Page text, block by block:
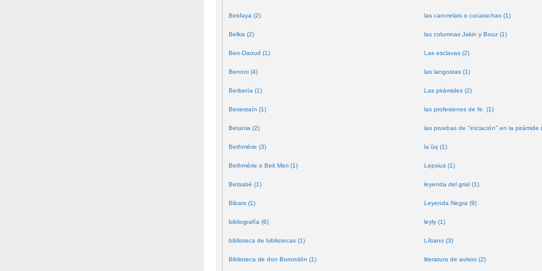
Bekfaya (2)
Belkis (2)
Ben-Daoud (1)
Benoni (4)
Berbería (1)
Besestaín (1)
Betania (2)
Bethmérie (3)
Bethmérie o Beit Meri (1)
Betsabé (1)
Bibars (1)
bibliografía (6)
biblioteca de bibliotecas (1)
Biblioteca de don Borondón (1)
las cancrelats o cucarachas (1)
las columnas Jakin y Booz (1)
Las esclavas (2)
las langostas (1)
Las pirámides (2)
las profesiones de fe. (1)
las pruebas de "iniciación" en la pirámide
laʿūq (1)
Lepsius (1)
leyenda del grial (1)
Leyenda Negra (9)
leyly (1)
Líbano (3)
literatura de avisos (2)